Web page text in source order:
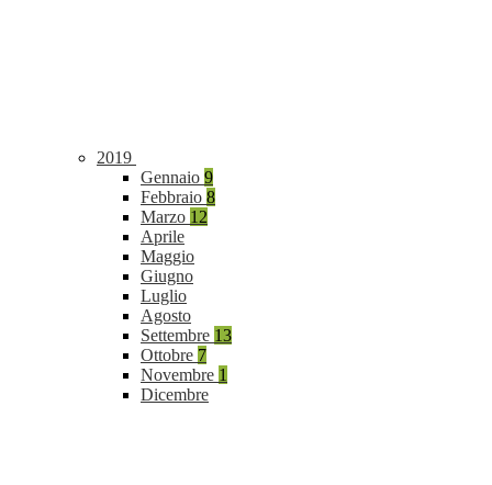
2019
Gennaio 9
Febbraio 8
Marzo 12
Aprile
Maggio
Giugno
Luglio
Agosto
Settembre 13
Ottobre 7
Novembre 1
Dicembre